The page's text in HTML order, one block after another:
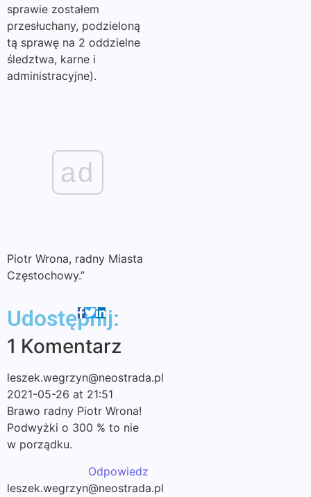
sprawie zostałem
przesłuchany, podzieloną
tą sprawę na 2 oddzielne
śledztwa, karne i
administracyjne).
ad
Piotr Wrona, radny Miasta
Częstochowy.”
Udostępnij:
1 Komentarz
leszek.wegrzyn@neostrada.pl
2021-05-26 at 21:51
Brawo radny Piotr Wrona!
Podwyżki o 300 % to nie
w porządku.
Odpowiedz
leszek.wegrzyn@neostrada.pl